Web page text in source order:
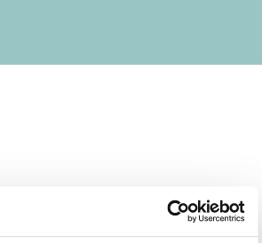
en eventueel aanvullend digitaal